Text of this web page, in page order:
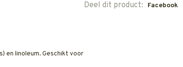
Deel dit product: Facebook
en linoleum.Geschikt voor